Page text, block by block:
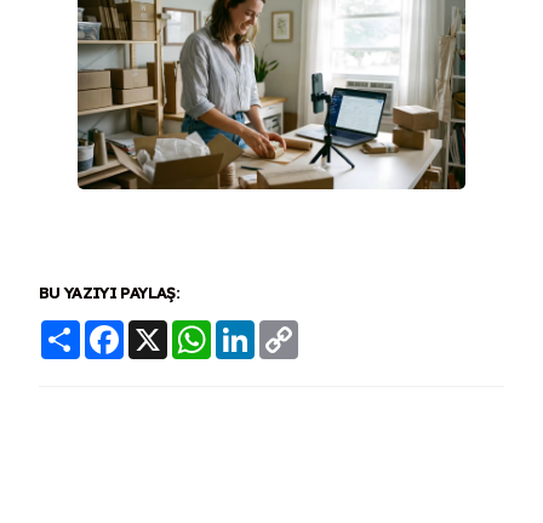
BU YAZIYI PAYLAŞ:
Share Facebook
X WhatsApp
LinkedIn